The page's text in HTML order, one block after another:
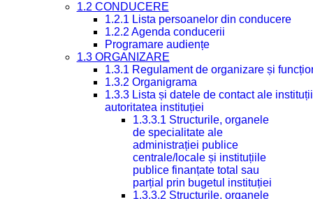
1.2 CONDUCERE
1.2.1 Lista persoanelor din conducere
1.2.2 Agenda conducerii
Programare audiențe
1.3 ORGANIZARE
1.3.1 Regulament de organizare și
1.3.2 Organigrama
1.3.3 Lista și datele de contact ale
autoritatea instituției
1.3.3.1 Structurile, organele
de specialitate ale
administrației publice
centrale/locale și instituțiile
publice finanțate total sau
parțial prin bugetul instituției
1.3.3.2 Structurile, organele